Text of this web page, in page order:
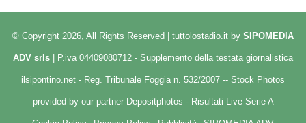
© Copyright 2026, All Rights Reserved | tuttolostadio.it by SIPOMEDIA
ADV srls | P.iva 04409080712 - Supplemento della testata giornalistica
ilsipontino.net - Reg. Tribunale Foggia n. 532/2007 -- Stock Photos
provided by our partner Depositphotos - Risultati Live Serie A